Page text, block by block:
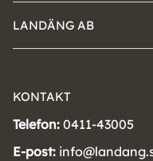
LANDÄNG AB
KONTAKT
Telefon: 0411-43005
E-post: